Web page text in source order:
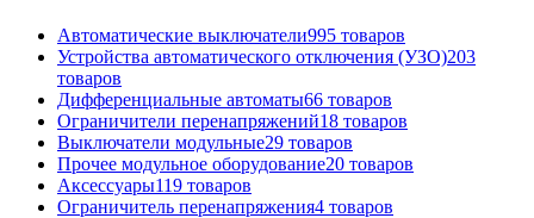
Автоматические выключатели995 товаров
Устройства автоматического отключения (УЗО)203
товаров
Дифференциальные автоматы66 товаров
Ограничители перенапряжений18 товаров
Выключатели модульные29 товаров
Прочее модульное оборудование20 товаров
Аксессуары119 товаров
Ограничитель перенапряжения4 товаров